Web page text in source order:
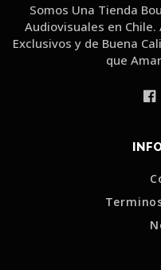
Somos Una Tienda
Audiovisuales en
Exclusivos y de Buena
que